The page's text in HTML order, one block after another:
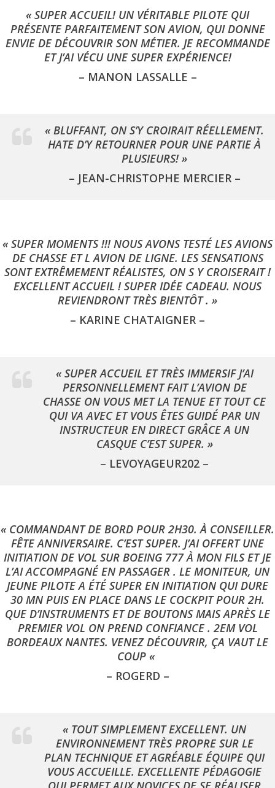
« SUPER ACCUEIL! UN VÉRITABLE PILOTE QUI
PRÉSENTE PARFAITEMENT SON AVION, QUI DONNE
ENVIE DE DÉCOUVRIR SON MÉTIER. JE RECOMMANDE
ET J’AI VÉCU UNE SUPER EXPÉRIENCE!
– MANON LASSALLE –
« BLUFFANT, ON S’Y CROIRAIT RÉELLEMENT.
HATE D’Y RETOURNER POUR UNE PARTIE À
PLUSIEURS! »
– JEAN-CHRISTOPHE MERCIER –
« SUPER MOMENTS !!! NOUS AVONS TESTÉ LES AVIONS
DE CHASSE ET L AVION DE LIGNE. LES SENSATIONS
SONT EXTRÊMEMENT RÉALISTES, ON S Y CROISERAIT !
EXCELLENT ACCUEIL ! SUPER IDÉE CADEAU. NOUS
REVIENDRONT TRÈS BIENTÔT . »
– KARINE CHATAIGNER –
« SUPER ACCUEIL ET TRÈS IMMERSIF J’AI
PERSONNELLEMENT FAIT L’AVION DE
CHASSE ON VOUS MET LA TENUE ET TOUT CE
QUI VA AVEC ET VOUS ÊTES GUIDÉ PAR UN
INSTRUCTEUR EN DIRECT GRÂCE A UN
CASQUE C’EST SUPER. »
– LEVOYAGEUR202 –
« COMMANDANT DE BORD POUR 2H30. À CONSEILLER.
FÊTE ANNIVERSAIRE. C’EST SUPER. J’AI OFFERT UNE
INITIATION DE VOL SUR BOEING 777 À MON FILS ET JE
L’AI ACCOMPAGNÉ EN PASSAGER . LE MONITEUR, UN
JEUNE PILOTE A ÉTÉ SUPER EN INITIATION QUI DURE
30 MN PUIS EN PLACE DANS LE COCKPIT POUR 2H.
QUE D’INSTRUMENTS ET DE BOUTONS MAIS APRÈS LE
PREMIER VOL ON PREND CONFIANCE . 2EM VOL
BORDEAUX NANTES. VENEZ DÉCOUVRIR, ÇA VAUT LE
COUP «
– ROGERD –
« TOUT SIMPLEMENT EXCELLENT. UN
ENVIRONNEMENT TRÈS PROPRE SUR LE
PLAN TECHNIQUE ET AGRÉABLE ÉQUIPE QUI
VOUS ACCUEILLE. EXCELLENTE PÉDAGOGIE